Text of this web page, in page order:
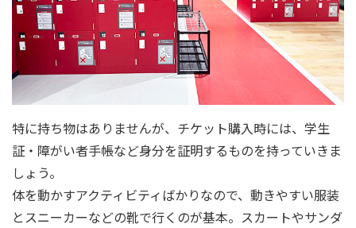
特に持ち物はありませんが、チケット購入時には、学生
証・障がい者手帳など身分を証明するものを持っていきま
しょう。
体を動かすアクティビティばかりなので、動きやすい服装
とスニーカーなどの靴で行くのが基本。スカートやサンダ